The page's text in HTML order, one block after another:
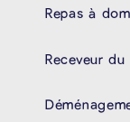
Repas à
Receveur du